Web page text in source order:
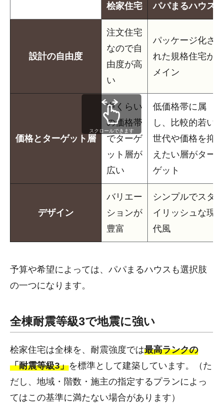
桧家住宅 パパまるハウス
設計の自由度
注文住宅
なので自
由度が高
い
パッケージ化さ
れた規格住宅が
メイン
価格とターゲット層
中くらい
の価格帯
でターゲ
ット層が
広い
低価格帯に属
し、比較的若い
世代や価格を抑
えたい層がター
ゲット
デザイン
バリエー
ションが
豊富
シンプルでスタ
イリッシュな現
代風
スクロールできます
予算や希望によっては、パパまるハウスも選択肢
の一つになります。
全棟耐震等級3で地震に強い
桧家住宅は全棟を、耐震強度では最高ランクの
「耐震等級3」を標準として建築しています。（た
だし、地域・階数・施主の指定するプランによっ
てはこの基準に満たない場合があります）